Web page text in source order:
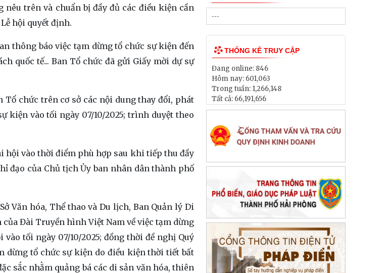
trên và chuẩn bị đầy đủ các điều kiện cần
hội quyết định.
thông báo việc tạm dừng tổ chức sự kiện đến
quốc tế... Ban Tổ chức đã gửi Giấy mời dự sự
Tổ chức trên cơ sở các nội dung thay đổi, phát
kiện vào tối ngày 07/10/2025; trình duyệt theo
hội vào thời điểm phù hợp sau khi tiếp thu đầy
đạo của Chủ tịch Ủy ban nhân dân thành phố
Văn hóa, Thể thao và Du lịch, Ban Quản lý Di
Đài Truyền hình Việt Nam về việc tạm dừng
tối ngày 07/10/2025; đồng thời đề nghị Quý
tổ chức sự kiện do điều kiện thời tiết bất
sắc nhằm quảng bá các di sản văn hóa, thiên
THỐNG KÊ TRUY CẬP
Đang online: 846
Hôm nay: 601,063
Trong tuần: 1,266,148
Tất cả: 66,191,656